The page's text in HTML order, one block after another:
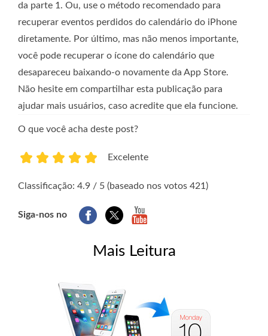
da parte 1. Ou, use o método recomendado para
recuperar eventos perdidos do calendário do iPhone
diretamente. Por último, mas não menos importante,
você pode recuperar o ícone do calendário que
desapareceu baixando-o novamente da App Store.
Não hesite em compartilhar esta publicação para
ajudar mais usuários, caso acredite que ela funcione.
O que você acha deste post?
Excelente
Classificação: 4.9 / 5 (baseado nos votos 421)
Siga-nos no
Mais Leitura